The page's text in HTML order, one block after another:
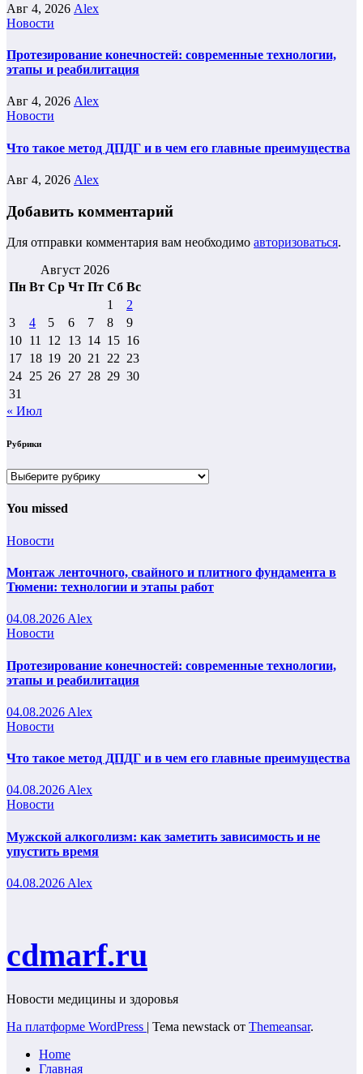
Авг 4, 2026 Alex
Новости
Протезирование конечностей: современные технологии,
этапы и реабилитация
Авг 4, 2026 Alex
Новости
Что такое метод ДПДГ и в чем его главные преимущества
Авг 4, 2026 Alex
Добавить комментарий
Для отправки комментария вам необходимо авторизоваться.
Август 2026
Пн Вт Ср Чт Пт Сб Вс
1
2
3
4 5 6 7 8
9
10 11 12 13 14 15 16
17 18 19 20 21 22 23
24 25 26 27 28 29 30
31
« Июл
Рубрики
Рубрики
You missed
Новости
Монтаж ленточного, свайного и плитного фундамента в
Тюмени: технологии и этапы работ
04.08.2026 Alex
Новости
Протезирование конечностей: современные технологии,
этапы и реабилитация
04.08.2026 Alex
Новости
Что такое метод ДПДГ и в чем его главные преимущества
04.08.2026 Alex
Новости
Мужской алкоголизм: как заметить зависимость и не
упустить время
04.08.2026 Alex
cdmarf.ru
Новости медицины и здоровья
На платформе WordPress | Тема newstack от Themeansar.
Home
Главная